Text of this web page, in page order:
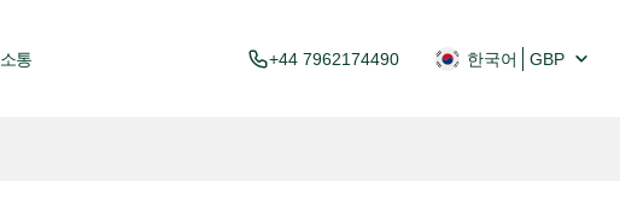
통 +44 7962174490 한국어 GBP